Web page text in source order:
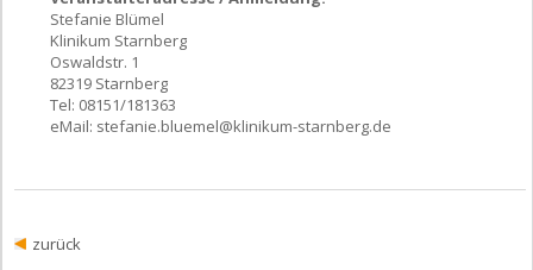
Stefanie Blümel
Klinikum Starnberg
Oswaldstr. 1
82319 Starnberg
Tel: 08151/181363
eMail: stefanie.bluemel@klinikum-starnberg.de
zurück